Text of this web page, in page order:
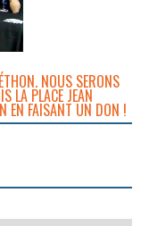
NOUS SERONS
LA PLACE JEAN
EN FAISANT UN DON !